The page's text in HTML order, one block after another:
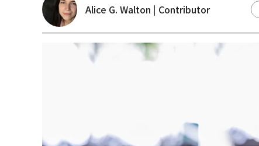
Alice G. Walton | Contributor